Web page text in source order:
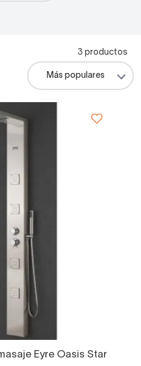
3 productos
Eyre Oasis Star